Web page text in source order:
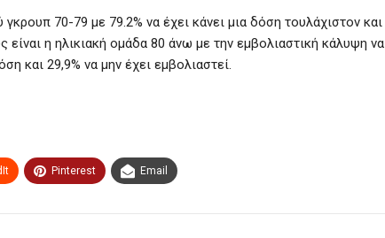
70-79 με 79.2% να έχει κάνει μια δόση τουλάχιστον και
η ηλικιακή ομάδα 80 άνω με την εμβολιαστική κάλυψη να
και 29,9% να μην έχει εμβολιαστεί.
Pinterest Email